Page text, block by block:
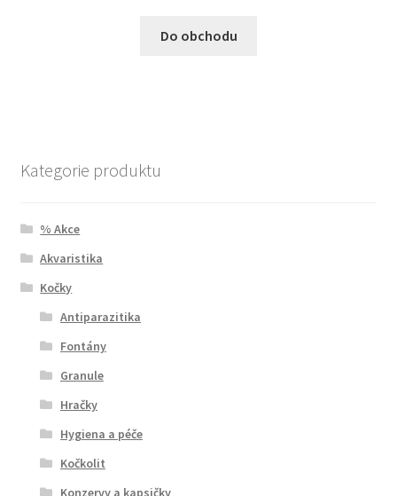
Do obchodu
Kategorie produktu
% Akce
Akvaristika
Kočky
Antiparazitika
Fontány
Granule
Hračky
Hygiena a péče
Kočkolit
Konzervy a kapsičky